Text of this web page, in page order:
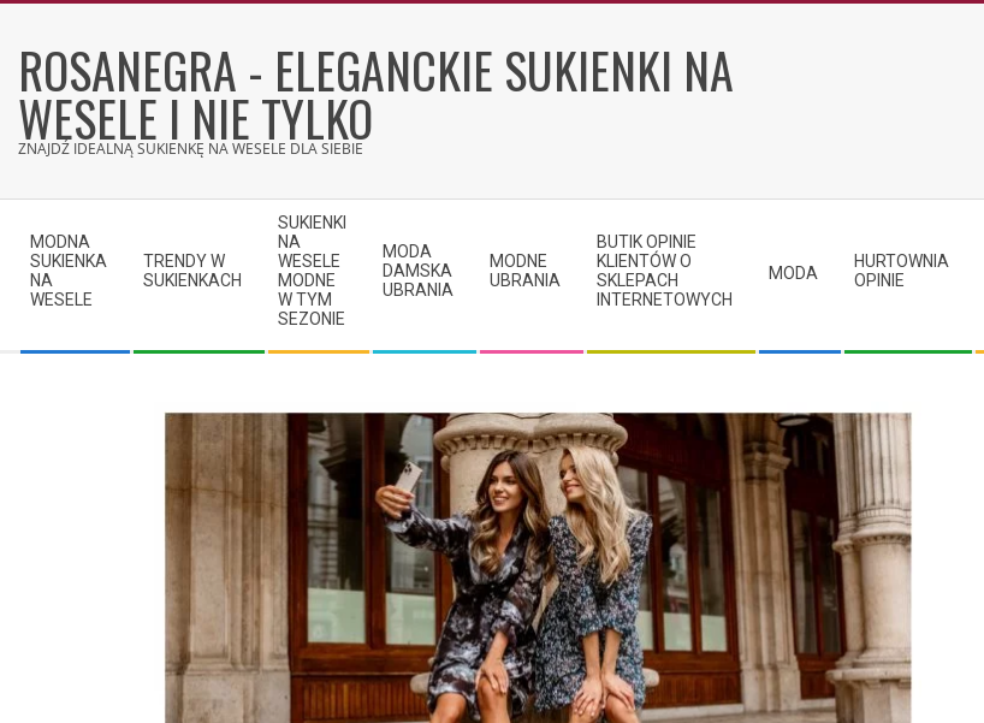
contentROSANEGRA - ELEGANCKIE SUKIENKI NA
WESELE I NIE TYLKO
ZNAJDŹ IDEALNĄ SUKIENKĘ NA WESELE DLA SIEBIE
Navigation
Menu
MODNA
SUKIENKA
NA
WESELE
TRENDY W
SUKIENKACH
SUKIENKI
NA
WESELE
MODNE
W TYM
SEZONIE
MODA
DAMSKA
UBRANIA
MODNE
UBRANIA
BUTIK OPINIE
KLIENTÓW O
SKLEPACH
INTERNETOWYCH
MODA
HURTOWNIA
OPINIE